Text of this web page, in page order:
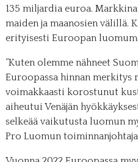
135 miljardia euroa.
maiden ja maanosien välillä.
erityisesti Euroopan
”Kuten olemme nähneet
Euroopassa hinnan merkitys
voimakkaasti korostunut
aiheutui Venäjän
selkeää vaikutusta luomun
Pro Luomun toiminnanjohtaja